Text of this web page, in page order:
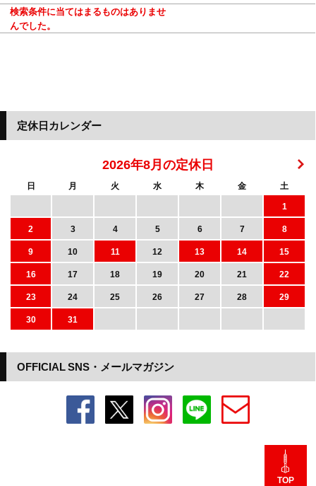
検索条件に当てはまるものはありませ
んでした。
OFFICIAL SNS・メールマガジン
定休日カレンダー
2026年8月の定休日
日 月 火 水 木 金
土
1
2
3 4 5 6 7
8
9
10 11 12 13 14
15
16
17 18 19 20 21
22
23
24 25 26 27 28
29
30
31
TOP